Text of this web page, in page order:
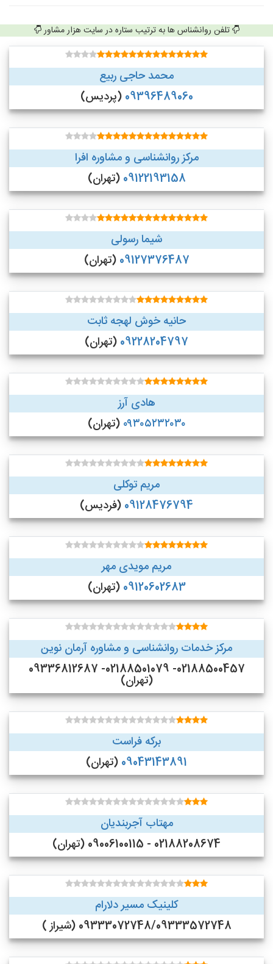
تلفن روانشناس ها به ترتیب ستاره در سایت هزار مشاور
محمد حاجی ربیع
09396489060 (پردیس)
مرکز روانشناسی و مشاوره افرا
09122193158 (تهران)
شیما رسولی
09127376487 (تهران)
حانیه خوش لهجه ثابت
09228204797 (تهران)
هادی آرز
۰۹۳۰۵۲۳۲۰۳۰ (تهران)
مریم توکلی
09128476794 (فردیس)
مریم مویدی مهر
09120602683 (تهران)
مرکز خدمات روانشناسی و مشاوره آرمان نوین
02188500457- 02188501079- 09336812687
(تهران)
برکه فراست
09043143891 (تهران)
مهتاب آجربندیان
02188208674 - 09006100115 (تهران)
کلینیک مسیر دلارام
09333072748/09333572748 (شیراز )